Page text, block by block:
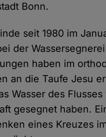
Bonn.
seit 1980 im
der
haben im
an die Taufe Jesu
Wasser des Flusses
gesegnet haben.
eines Kreuzes